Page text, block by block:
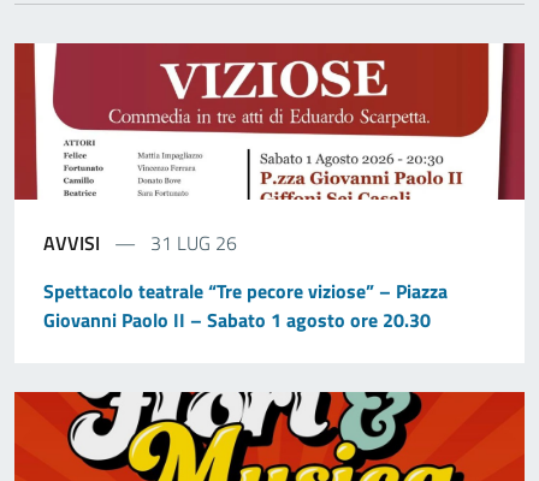
AVVISI
31 LUG 26
Spettacolo teatrale “Tre pecore viziose” – Piazza
Giovanni Paolo II – Sabato 1 agosto ore 20.30